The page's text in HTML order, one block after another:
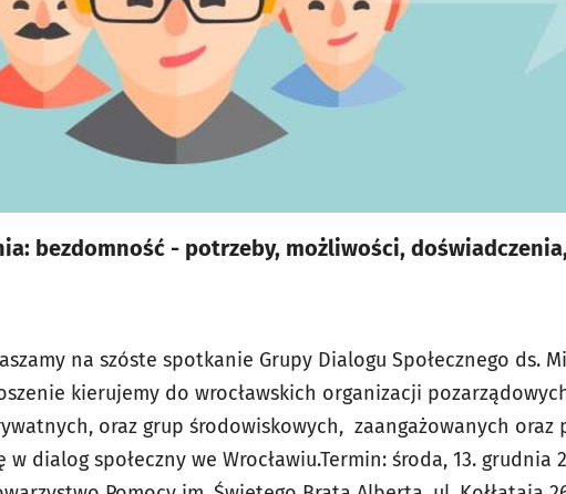
bezdomność - potrzeby, możliwości,
na szóste spotkanie Grupy Dialogu Społecznego ds.
kierujemy do wrocławskich organizacji
oraz grup środowiskowych, zaangażowanych oraz
w dialog społeczny we Wrocławiu.Termin: środa, 13. grudnia